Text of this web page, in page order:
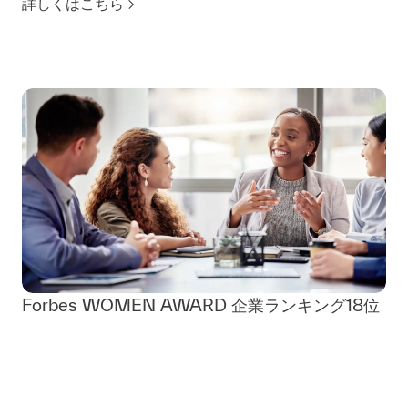
詳しくはこちら
Forbes WOMEN AWARD 企業ランキング18位